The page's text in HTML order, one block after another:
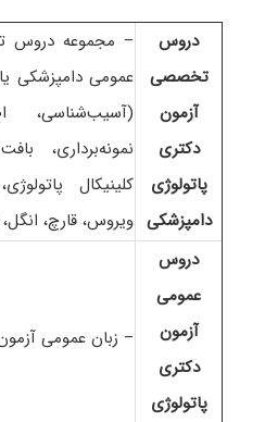
دروس
تخصصی
آزمون
دکتری
پاتولوژی
دامپزشکی
– مجموعه دروس
(آسیب‌شناسی،
نمونه‌برداری،
کلینیکال
ویروس، قارچ،
دروس
عمومی
آزمون
دکتری
پاتولوژی
– زبان عمومی